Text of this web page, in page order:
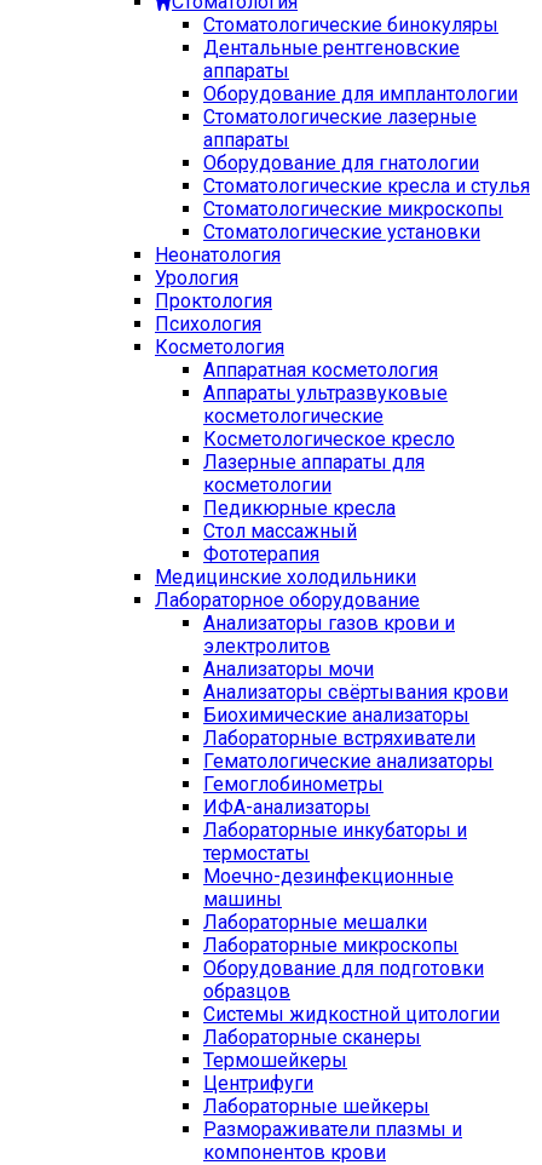
Стоматологические бинокуляры
Дентальные рентгеновские
аппараты
Оборудование для имплантологии
Стоматологические лазерные
аппараты
Оборудование для гнатологии
Стоматологические кресла и стулья
Стоматологические микроскопы
Стоматологические установки
Неонатология
Урология
Проктология
Психология
Косметология
Аппаратная косметология
Аппараты ультразвуковые
косметологические
Косметологическое кресло
Лазерные аппараты для
косметологии
Педикюрные кресла
Стол массажный
Фототерапия
Медицинские холодильники
Лабораторное оборудование
Анализаторы газов крови и
электролитов
Анализаторы мочи
Анализаторы свёртывания крови
Биохимические анализаторы
Лабораторные встряхиватели
Гематологические анализаторы
Гемоглобинометры
ИФА-анализаторы
Лабораторные инкубаторы и
термостаты
Моечно-дезинфекционные
машины
Лабораторные мешалки
Лабораторные микроскопы
Оборудование для подготовки
образцов
Системы жидкостной цитологии
Лабораторные сканеры
Термошейкеры
Центрифуги
Лабораторные шейкеры
Размораживатели плазмы и
компонентов крови